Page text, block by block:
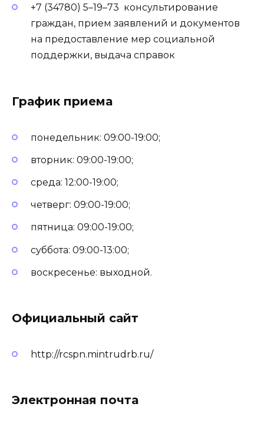
+7 (34780) 5–19–73 консультирование
граждан, прием заявлений и документов
на предоставление мер социальной
поддержки, выдача справок
График приема
понедельник: 09:00-19:00;
вторник: 09:00-19:00;
среда: 12:00-19:00;
четверг: 09:00-19:00;
пятница: 09:00-19:00;
суббота: 09:00-13:00;
воскресенье: выходной.
Официальный сайт
http://rcspn.mintrudrb.ru/
Электронная почта